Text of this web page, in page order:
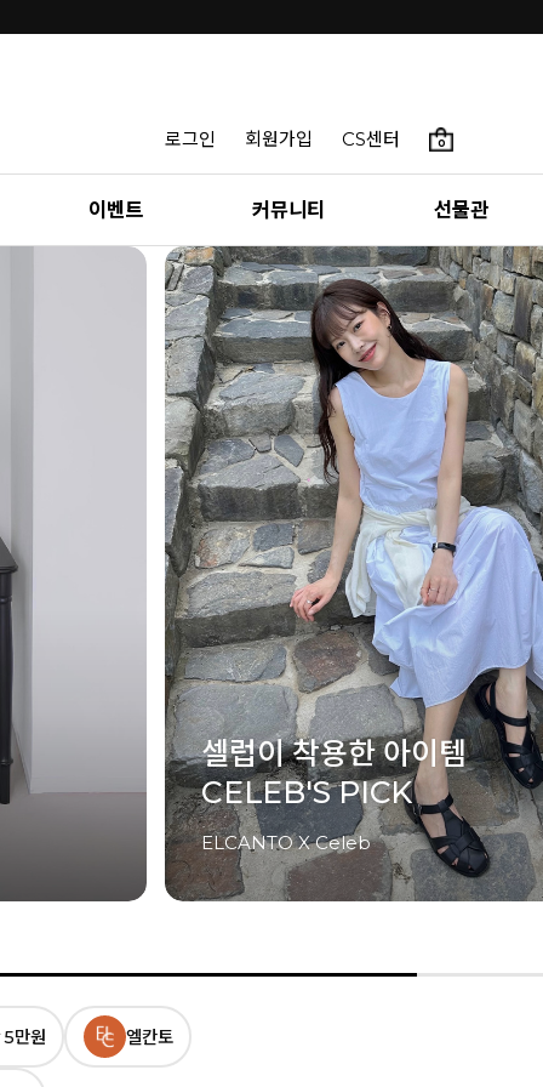
로그인 회원가입 CS센터 0
이벤트 커뮤니티 선물관
금·토·일 단 3일간의
최저가 혜택! UP TO 83%
48시간46분41초 남음
5만원 엘칸토